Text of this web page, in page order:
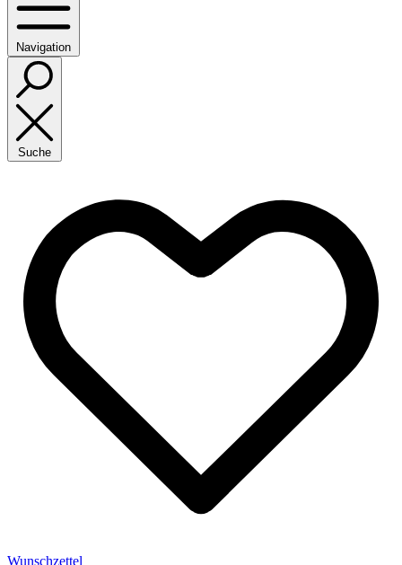
Navigation
Suche
Wunschzettel